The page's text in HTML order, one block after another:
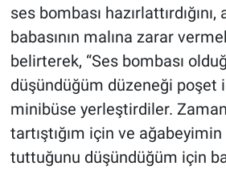
ses bombası hazırlattırdığını,
babasının malına zarar
belirterek, “Ses bombası
düşündüğüm düzeneği poşet
minibüse yerleştirdiler.
tartıştığım için ve ağabeyimin
tuttuğunu düşündüğüm için